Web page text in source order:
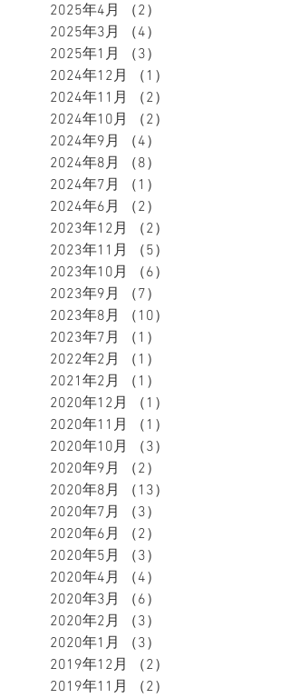
2025年4月
（2）
2025年3月
（4）
2025年1月
（3）
2024年12月
（1）
2024年11月
（2）
2024年10月
（2）
2024年9月
（4）
2024年8月
（8）
2024年7月
（1）
2024年6月
（2）
2023年12月
（2）
2023年11月
（5）
2023年10月
（6）
2023年9月
（7）
2023年8月
（10）
2023年7月
（1）
2022年2月
（1）
2021年2月
（1）
2020年12月
（1）
2020年11月
（1）
2020年10月
（3）
2020年9月
（2）
2020年8月
（13）
2020年7月
（3）
2020年6月
（2）
2020年5月
（3）
2020年4月
（4）
2020年3月
（6）
2020年2月
（3）
2020年1月
（3）
2019年12月
（2）
2019年11月
（2）